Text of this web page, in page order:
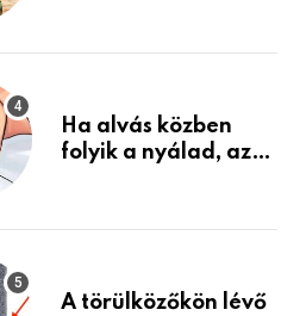
holmiját – amit
életemet
Ha alvás közben
folyik a nyálad, az
A törülközőkön lévő